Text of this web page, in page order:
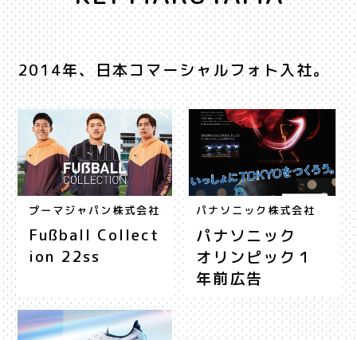
2014年、日本コマーシャルフォト入社。
プーマジャパン株式会社
Fußball Collect
ion 22ss
パナソニック株式会社
パナソニック
オリンピック１
年前広告